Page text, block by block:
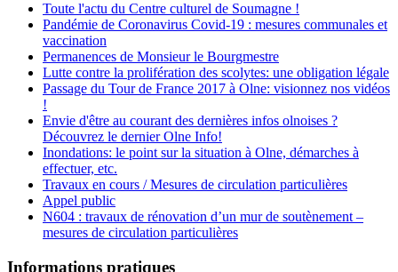
Toute l'actu du Centre culturel de Soumagne !
Pandémie de Coronavirus Covid-19 : mesures communales et
vaccination
Permanences de Monsieur le Bourgmestre
Lutte contre la prolifération des scolytes: une obligation légale
Passage du Tour de France 2017 à Olne: visionnez nos vidéos
!
Envie d'être au courant des dernières infos olnoises ?
Découvrez le dernier Olne Info!
Inondations: le point sur la situation à Olne, démarches à
effectuer, etc.
Travaux en cours / Mesures de circulation particulières
Appel public
N604 : travaux de rénovation d’un mur de soutènement –
mesures de circulation particulières
Informations pratiques